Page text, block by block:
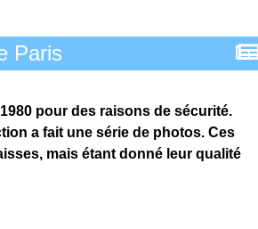
Paris
pour des raisons de sécurité.
a fait une série de photos. Ces
mais étant donné leur qualité